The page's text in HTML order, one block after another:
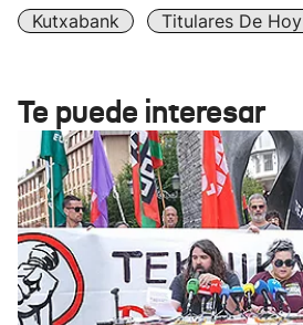
Kutxabank
Titulares De Hoy
Te puede interesar